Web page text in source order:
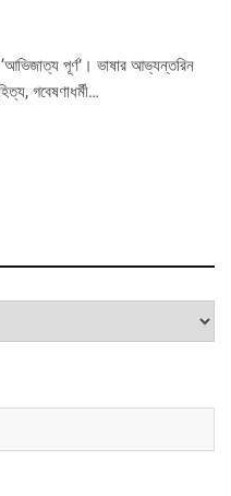
পূর্ণ’। ভাষার আভ্যন্তরিন
গবেষণাধৰ্মী…